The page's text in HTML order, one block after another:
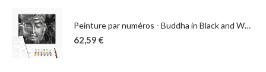
Peinture par numéros - Buddha in Black and White
62,59 €